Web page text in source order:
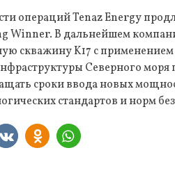
операций Tenaz Energy
Winner. В дальнейшем
скважину K17 с
Северного моря
сроки ввода новых
стандартов и норм